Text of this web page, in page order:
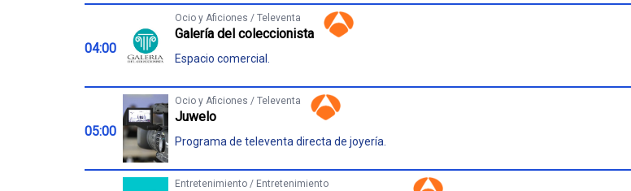
04:00
Ocio y Aficiones / Televenta
Galería del coleccionista
Espacio comercial.
05:00
Ocio y Aficiones / Televenta
Juwelo
Programa de televenta directa de joyería.
Entretenimiento / Entretenimiento